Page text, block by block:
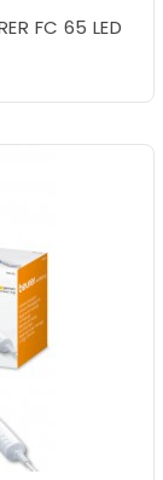
FC 65 LED